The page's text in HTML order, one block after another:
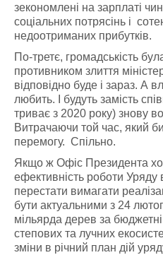
зекономлені на зарплаті
соціальних потрясінь і
недоотриманих прибутків.
По-третє, громадськість
противником злиття
відповідно буде і зараз. А
любить. І будуть замість
триває з 2020 року) знову
Витрачаючи той час, який
перемогу. Спільно.
Якщо ж Офіс Президента
ефективність роботи Уряду
перестати вимагати
бути актуальними з 24
мільярда дерев за
степових та лучних
зміни в річний план дій